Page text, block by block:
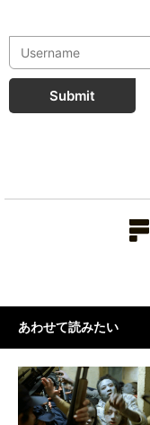
Submit
あわせて読みたい